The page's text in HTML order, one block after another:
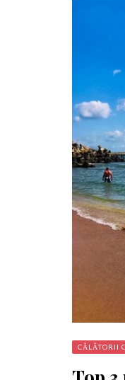
CĂLĂTORII